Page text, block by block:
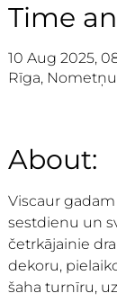
Time
10 Aug 2025,
Rīga,
About:
Viscaur
sestdienu un
četrkājainie
dekoru,
šaha turnīru,